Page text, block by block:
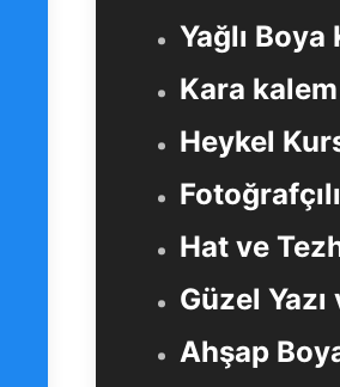
Yağlı Boya
Kara
Heykel
Hat ve
Güzel
Ahşap